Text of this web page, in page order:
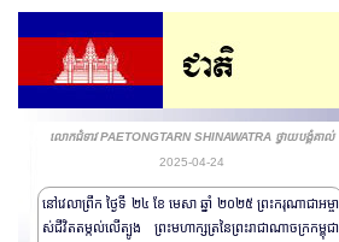
លោកជំទាវ PAETONGTARN SHINAWATRA ថ្វាយបង្គំគាល់
2025-04-24
នៅវេលាព្រឹក ថ្ងៃទី ២៤ ខែ មេសា ឆ្នាំ ២០២៥ ព្រះករុណាជាអម្ចា
ស់ជីវិតតម្កល់លើត្បូង ព្រះមហាក្សត្រនៃព្រះរាជាណាចក្រកម្ពុជា